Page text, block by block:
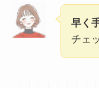
早く
チェ